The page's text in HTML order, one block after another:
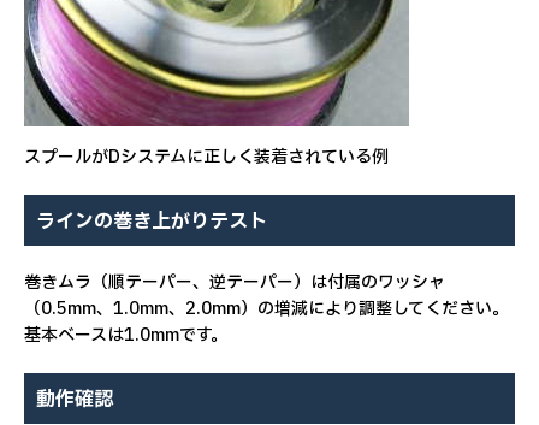
スプールがDシステムに正しく装着されている例
ラインの巻き上がりテスト
巻きムラ（順テーパー、逆テーパー）は付属のワッシャ
（0.5mm、1.0mm、2.0mm）の増減により調整してください。
基本ベースは1.0mmです。
動作確認